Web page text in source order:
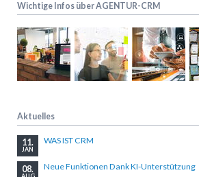
Wichtige Infos über AGENTUR-CRM
Aktuelles
11.
JAN
WAS IST CRM
08. Neue Funktionen Dank KI-Unterstützung